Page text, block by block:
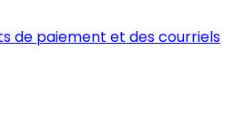
de paiement et des courriels